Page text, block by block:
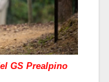
GS Prealpino